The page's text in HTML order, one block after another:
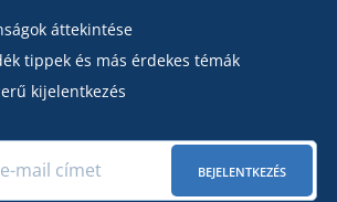
áttekintése
tippek és más érdekes témák
kijelentkezés
BEJELENTKEZÉS